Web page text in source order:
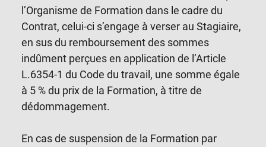
l’Organisme de Formation dans le cadre du
Contrat, celui-ci s’engage à verser au Stagiaire,
en sus du remboursement des sommes
indûment perçues en application de l’Article
L.6354-1 du Code du travail, une somme égale
à 5 % du prix de la Formation, à titre de
dédommagement.
En cas de suspension de la Formation par